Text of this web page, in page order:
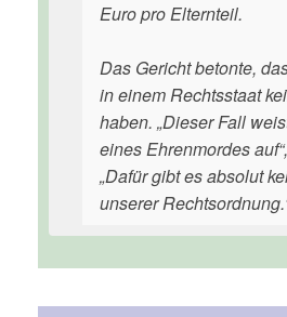
Euro pro Elternteil.
Das Gericht betonte,
in einem Rechtsstaat
haben. „Dieser Fall
eines Ehrenmordes
„Dafür gibt es absolut
unserer